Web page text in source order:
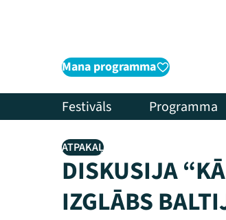
Mana programma
Festivāls Programma
ATPAKAĻ
DISKUSIJA
IZGLĀBS